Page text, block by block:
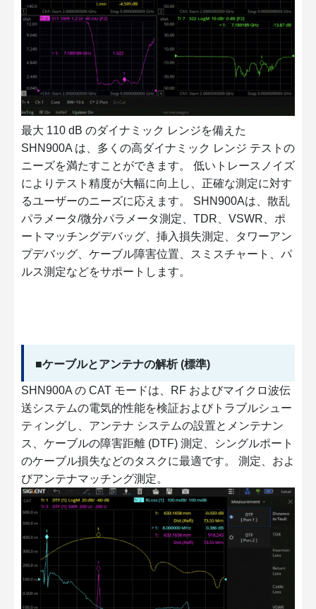
最大 110 dB のダイナミック レンジを備えた
SHN900A は、多くの高ダイナミック レンジ テストの
ニーズを満たすことができます。 低いトレースノイズ
によりテスト精度が大幅に向上し、正確な測定に対す
るユーザーのニーズに応えます。 SHN900Aは、散乱
パラメータ/微分パラメータ測定、TDR、VSWR、ポ
ートマッチングデバッグ、挿入損失測定、タワーアン
プデバッグ、ケーブル障害位置、スミスチャート、パ
ルス測定などをサポートします。
■ケーブルとアンテナの解析 (標準)
SHN900A の CAT モードは、RF およびマイクロ波伝
送システムの電気的性能を検証およびトラブルシュー
ティングし、アンテナ システムの設置とメンテナン
ス、ケーブルの障害距離 (DTF) 測定、シングルポート
のケーブル損失などのタスクに最適です。 測定、およ
びアンテナマッチング測定。